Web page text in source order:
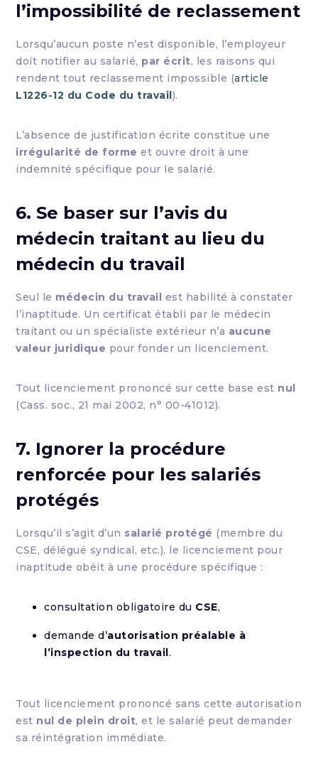
l’impossibilité de reclassement
Lorsqu’aucun poste n’est disponible, l’employeur
doit notifier au salarié, par écrit, les raisons qui
rendent tout reclassement impossible (article
L1226-12 du Code du travail).
L’absence de justification écrite constitue une
irrégularité de forme et ouvre droit à une
indemnité spécifique pour le salarié.
6. Se baser sur l’avis du
médecin traitant au lieu du
médecin du travail
Seul le médecin du travail est habilité à constater
l’inaptitude. Un certificat établi par le médecin
traitant ou un spécialiste extérieur n’a aucune
valeur juridique pour fonder un licenciement.
Tout licenciement prononcé sur cette base est nul
(Cass. soc., 21 mai 2002, n° 00-41012).
7. Ignorer la procédure
renforcée pour les salariés
protégés
Lorsqu’il s’agit d’un salarié protégé (membre du
CSE, délégué syndical, etc.), le licenciement pour
inaptitude obéit à une procédure spécifique :
consultation obligatoire du CSE,
demande d’autorisation préalable à
l’inspection du travail.
Tout licenciement prononcé sans cette autorisation
est nul de plein droit, et le salarié peut demander
sa réintégration immédiate.